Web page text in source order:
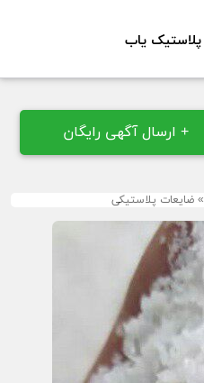
پلاستیک یاب
+ ارسال آگهی رایگان
» ضایعات پلاستیکی